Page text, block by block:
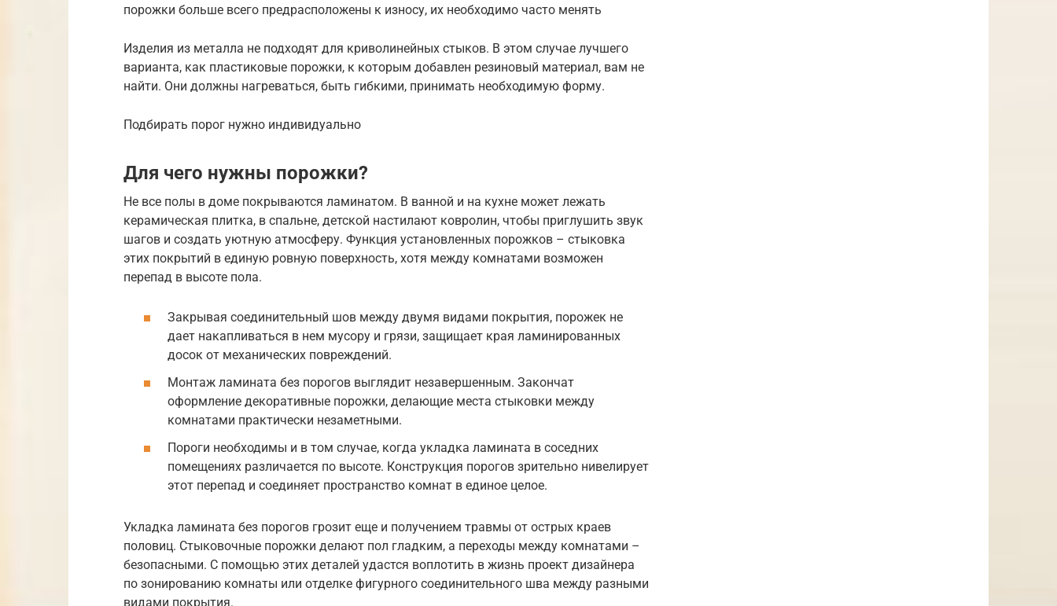
порожки больше всего предрасположены к износу, их необходимо часто менять
Изделия из металла не подходят для криволинейных стыков. В этом случае лучшего
варианта, как пластиковые порожки, к которым добавлен резиновый материал, вам не
найти. Они должны нагреваться, быть гибкими, принимать необходимую форму.
Подбирать порог нужно индивидуально
Для чего нужны порожки?
Не все полы в доме покрываются ламинатом. В ванной и на кухне может лежать
керамическая плитка, в спальне, детской настилают ковролин, чтобы приглушить звук
шагов и создать уютную атмосферу. Функция установленных порожков – стыковка
этих покрытий в единую ровную поверхность, хотя между комнатами возможен
перепад в высоте пола.
Закрывая соединительный шов между двумя видами покрытия, порожек не
дает накапливаться в нем мусору и грязи, защищает края ламинированных
досок от механических повреждений.
Монтаж ламината без порогов выглядит незавершенным. Закончат
оформление декоративные порожки, делающие места стыковки между
комнатами практически незаметными.
Пороги необходимы и в том случае, когда укладка ламината в соседних
помещениях различается по высоте. Конструкция порогов зрительно нивелирует
этот перепад и соединяет пространство комнат в единое целое.
Укладка ламината без порогов грозит еще и получением травмы от острых краев
половиц. Стыковочные порожки делают пол гладким, а переходы между комнатами –
безопасными. С помощью этих деталей удастся воплотить в жизнь проект дизайнера
по зонированию комнаты или отделке фигурного соединительного шва между разными
видами покрытия.